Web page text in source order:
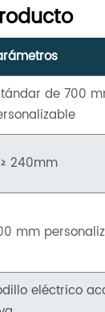
de 700
240mm
mm
eléctrico